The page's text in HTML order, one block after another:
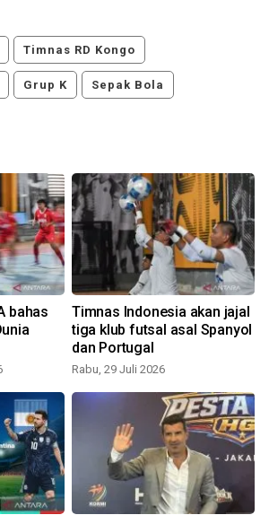
Timnas RD Kongo
Grup K Sepak Bola
bahas
Timnas Indonesia akan jajal
tiga klub futsal asal Spanyol
dan Portugal
Rabu, 29 Juli 2026